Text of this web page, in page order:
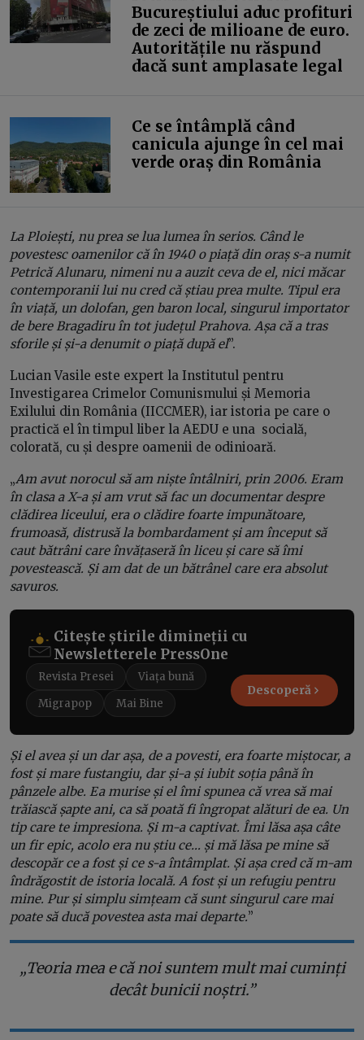
Bucureștiului aduc profituri
de zeci de milioane de euro.
Autoritățile nu răspund
dacă sunt amplasate legal
Ce se întâmplă când
canicula ajunge în cel mai
verde oraș din România
La Ploiești, nu prea se lua lumea în serios. Când le
povestesc oamenilor că în 1940 o piață din oraș s-a numit
Petrică Alunaru, nimeni nu a auzit ceva de el, nici măcar
contemporanii lui nu cred că știau prea multe. Tipul era
în viață, un dolofan, gen baron local, singurul importator
de bere Bragadiru în tot județul Prahova. Așa că a tras
sforile și și-a denumit o piață după el”.
Lucian Vasile este expert la Institutul pentru
Investigarea Crimelor Comunismului și Memoria
Exilului din România (IICCMER), iar istoria pe care o
practică el în timpul liber la AEDU e una socială,
colorată, cu și despre oamenii de odinioară.
„Am avut norocul să am niște întâlniri, prin 2006. Eram
în clasa a X-a și am vrut să fac un documentar despre
clădirea liceului, era o clădire foarte impunătoare,
frumoasă, distrusă la bombardament și am început să
caut bătrâni care învățaseră în liceu și care să îmi
povestească. Și am dat de un bătrânel care era absolut
savuros.
Citește știrile dimineții cu
Newsletterele PressOne
Revista Presei
Viața bună
Migrapop
Mai Bine
Descoperă
Și el avea și un dar așa, de a povesti, era foarte miștocar, a
fost și mare fustangiu, dar și-a și iubit soția până în
pânzele albe. Ea murise și el îmi spunea că vrea să mai
trăiască șapte ani, ca să poată fi îngropat alături de ea. Un
tip care te impresiona. Și m-a captivat. Îmi lăsa așa câte
un fir epic, acolo era nu știu ce… și mă lăsa pe mine să
descopăr ce a fost și ce s-a întâmplat. Și așa cred că m-am
îndrăgostit de istoria locală. A fost și un refugiu pentru
mine. Pur și simplu simțeam că sunt singurul care mai
poate să ducă povestea asta mai departe.”
„Teoria mea e că noi suntem mult mai cuminți
decât bunicii noștri.”